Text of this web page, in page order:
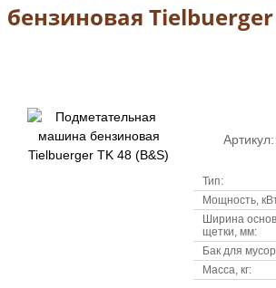
бензиновая Tielbuerger
Артикул:
Тип:
Мощность,
Ширина
щетки, мм:
Бак для
Масса, кг: